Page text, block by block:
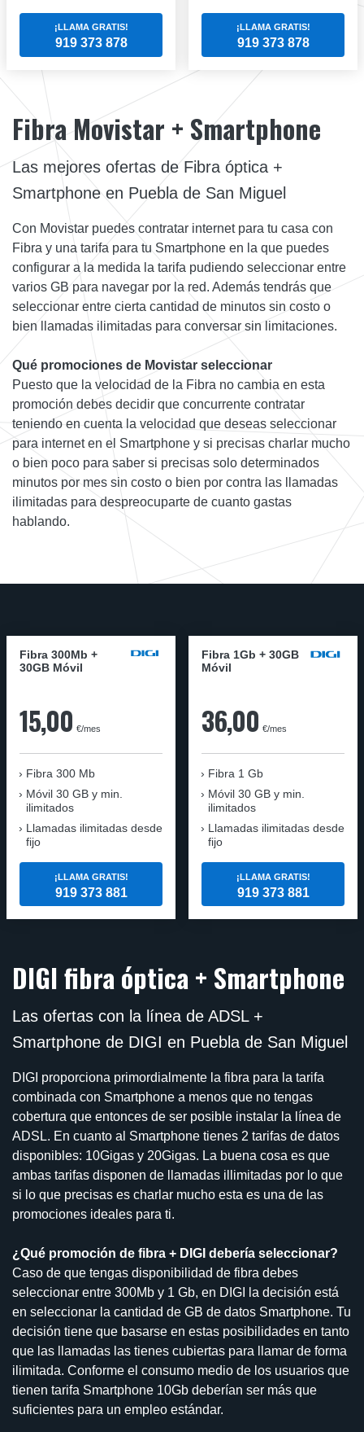
¡LLAMA GRATIS!
919 373 878
¡LLAMA GRATIS!
919 373 878
Fibra Movistar + Smartphone
Las mejores ofertas de Fibra óptica +
Smartphone en Puebla de San Miguel
Con Movistar puedes contratar internet para tu casa con
Fibra y una tarifa para tu Smartphone en la que puedes
configurar a la medida la tarifa pudiendo seleccionar entre
varios GB para navegar por la red. Además tendrás que
seleccionar entre cierta cantidad de minutos sin costo o
bien llamadas ilimitadas para conversar sin limitaciones.
Qué promociones de Movistar seleccionar
Puesto que la velocidad de la Fibra no cambia en esta
promoción debes decidir que concurrente contratar
teniendo en cuenta la velocidad que deseas seleccionar
para internet en el Smartphone y si precisas charlar mucho
o bien poco para saber si precisas solo determinados
minutos por mes sin costo o bien por contra las llamadas
ilimitadas para despreocuparte de cuanto gastas
hablando.
Fibra 300Mb +
30GB Móvil
15,00 €/mes
Fibra 300 Mb
Móvil 30 GB y min.
ilimitados
Llamadas ilimitadas desde
fijo
¡LLAMA GRATIS!
919 373 881
Fibra 1Gb + 30GB
Móvil
36,00 €/mes
Fibra 1 Gb
Móvil 30 GB y min.
ilimitados
Llamadas ilimitadas desde
fijo
¡LLAMA GRATIS!
919 373 881
DIGI fibra óptica + Smartphone
Las ofertas con la línea de ADSL +
Smartphone de DIGI en Puebla de San Miguel
DIGI proporciona primordialmente la fibra para la tarifa
combinada con Smartphone a menos que no tengas
cobertura que entonces de ser posible instalar la línea de
ADSL. En cuanto al Smartphone tienes 2 tarifas de datos
disponibles: 10Gigas y 20Gigas. La buena cosa es que
ambas tarifas disponen de llamadas illimitadas por lo que
si lo que precisas es charlar mucho esta es una de las
promociones ideales para ti.
¿Qué promoción de fibra + DIGI debería seleccionar?
Caso de que tengas disponibilidad de fibra debes
seleccionar entre 300Mb y 1 Gb, en DIGI la decisión está
en seleccionar la cantidad de GB de datos Smartphone. Tu
decisión tiene que basarse en estas posibilidades en tanto
que las llamadas las tienes cubiertas para llamar de forma
ilimitada. Conforme el consumo medio de los usuarios que
tienen tarifa Smartphone 10Gb deberían ser más que
suficientes para un empleo estándar.